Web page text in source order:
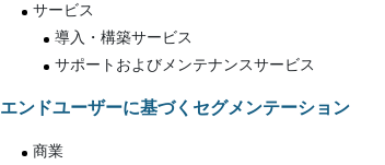
サービス
導入・構築サービス
サポートおよびメンテナンスサービス
エンドユーザーに基づくセグメンテーション
商業